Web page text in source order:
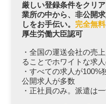
厳しい登録条件をクリ
業所の中から、非公開
しをお手伝い。 完全無料
厚生労働大臣認可
・全国の運送会社の売
ることでホワイトな求
・すべての求人が
公開求人が多数
・正社員のみ。派遣は